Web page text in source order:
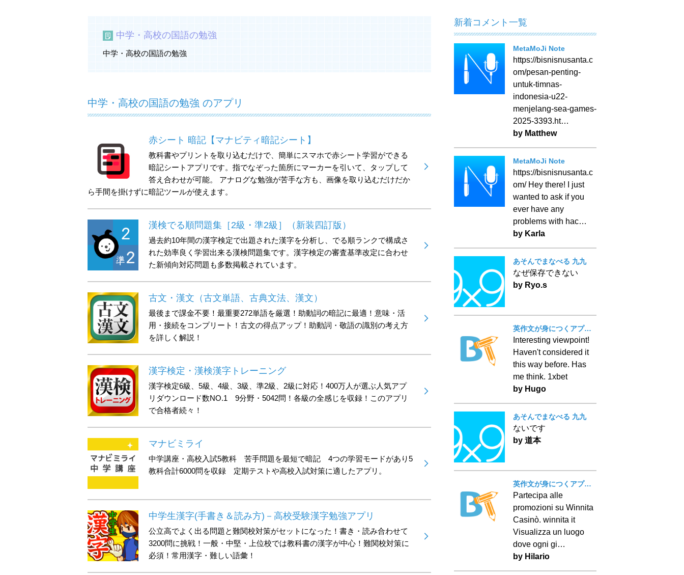
中学・高校の国語の勉強
中学・高校の国語の勉強
中学・高校の国語の勉強 のアプリ
赤シート 暗記【マナビティ暗記シート】
教科書やプリントを取り込むだけで、簡単にスマホで赤シート学習ができる
暗記シートアプリです。指でなぞった箇所にマーカーを引いて、タップして
答え合わせが可能。 アナログな勉強が苦手な方も、画像を取り込むだけだか
ら手間を掛けずに暗記ツールが使えます。
漢検でる順問題集［2級・準2級］（新装四訂版）
過去約10年間の漢字検定で出題された漢字を分析し、でる順ランクで構成さ
れた効率良く学習出来る漢検問題集です。漢字検定の審査基準改定に合わせ
た新傾向対応問題も多数掲載されています。
古文・漢文（古文単語、古典文法、漢文）
最後まで課金不要！最重要272単語を厳選！助動詞の暗記に最適！意味・活
用・接続をコンプリート！古文の得点アップ！助動詞・敬語の識別の考え方
を詳しく解説！
漢字検定・漢検漢字トレーニング
漢字検定6級、5級、4級、3級、準2級、2級に対応！400万人が選ぶ人気アプ
リダウンロード数NO.1 9分野・5042問！各級の全感じを収録！このアプリ
で合格者続々！
マナビミライ
中学講座・高校入試5教科 苦手問題を最短で暗記 4つの学習モードがあり5
教科合計6000問を収録 定期テストや高校入試対策に適したアプリ。
中学生漢字(手書き＆読み方)－高校受験漢字勉強アプリ
公立高でよく出る問題と難関校対策がセットになった！書き・読み合わせて
3200問に挑戦！一般・中堅・上位校では教科書の漢字が中心！難関校対策に
必須！常用漢字・難しい語彙！
新着コメント一覧
MetaMoJi Note
https://bisnisnusanta.c
om/pesan-penting-
untuk-timnas-
indonesia-u22-
menjelang-sea-games-
2025-3393.ht…
by Matthew
MetaMoJi Note
https://bisnisnusanta.c
om/ Hey there! I just
wanted to ask if you
ever have any
problems with hac…
by Karla
あそんでまなべる 九九
なぜ保存できない
by Ryo.s
英作文が身につくアプリ！ BT Writing
Interesting viewpoint!
Haven't considered it
this way before. Has
me think. 1xbet
by Hugo
あそんでまなべる 九九
ないです
by 道本
英作文が身につくアプリ！ BT Writing
Partecipa alle
promozioni su Winnita
Casinò. winnita it
Visualizza un luogo
dove ogni gi…
by Hilario